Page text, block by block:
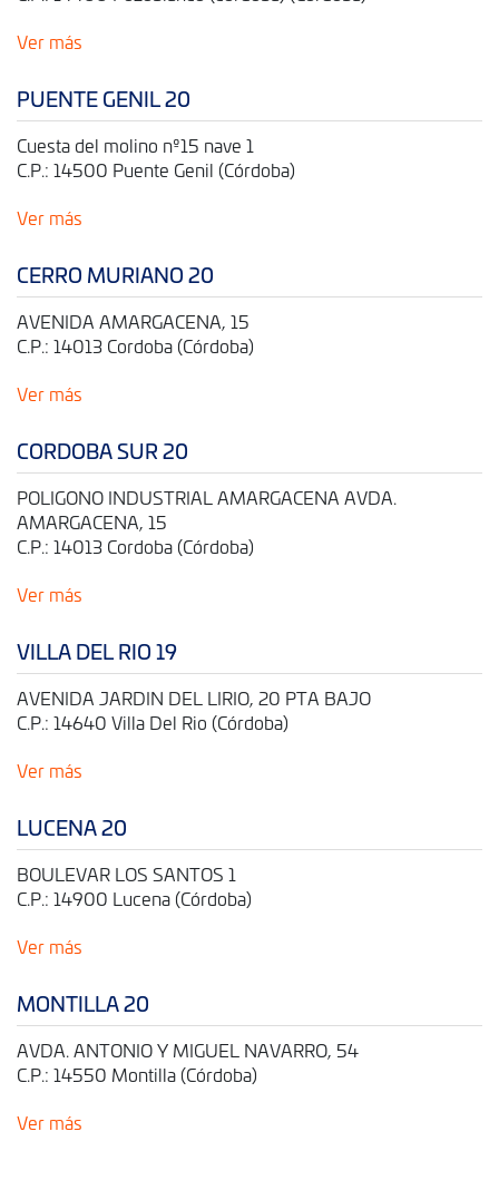
Ver más
PUENTE GENIL 20
Cuesta del molino nº15 nave 1
C.P.: 14500 Puente Genil (Córdoba)
Ver más
CERRO MURIANO 20
AVENIDA AMARGACENA, 15
C.P.: 14013 Cordoba (Córdoba)
Ver más
CORDOBA SUR 20
POLIGONO INDUSTRIAL AMARGACENA AVDA.
AMARGACENA, 15
C.P.: 14013 Cordoba (Córdoba)
Ver más
VILLA DEL RIO 19
AVENIDA JARDIN DEL LIRIO, 20 PTA BAJO
C.P.: 14640 Villa Del Rio (Córdoba)
Ver más
LUCENA 20
BOULEVAR LOS SANTOS 1
C.P.: 14900 Lucena (Córdoba)
Ver más
MONTILLA 20
AVDA. ANTONIO Y MIGUEL NAVARRO, 54
C.P.: 14550 Montilla (Córdoba)
Ver más